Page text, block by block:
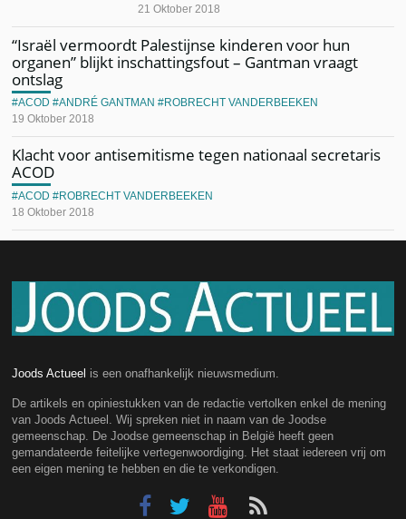
21 Oktober 2018
“Israël vermoordt Palestijnse kinderen voor hun
organen” blijkt inschattingsfout – Gantman vraagt
ontslag
19 Oktober 2018
ACOD ANDRÉ GANTMAN ROBRECHT VANDERBEEKEN
Klacht voor antisemitisme tegen nationaal secretaris
ACOD
18 Oktober 2018
ACOD ROBRECHT VANDERBEEKEN
Joods Actueel is een onafhankelijk nieuwsmedium.
De artikels en opiniestukken van de redactie vertolken enkel de mening
van Joods Actueel. Wij spreken niet in naam van de Joodse
gemeenschap. De Joodse gemeenschap in België heeft geen
gemandateerde feitelijke vertegenwoordiging. Het staat iedereen vrij om
een eigen mening te hebben en die te verkondigen.